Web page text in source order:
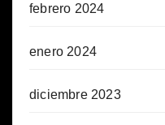
febrero 2024
enero 2024
diciembre 2023